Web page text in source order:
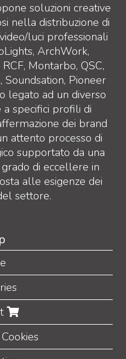
soluzioni creative
nella distribuzione di
luci professionali
ArchWork,
Montarbo, QSC,
Soundsation, Pioneer
legato ad un diverso
specifici profili di
dei brand
attento processo di
supportato da una
di eccellere in
alle esigenze dei
settore.